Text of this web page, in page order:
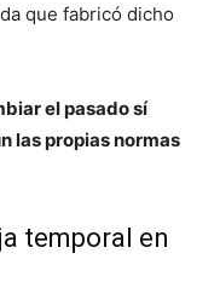
que fabricó dicho
el pasado sí
las propias normas
temporal en